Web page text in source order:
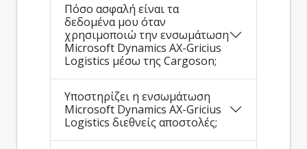
Πόσο ασφαλή είναι τα
δεδομένα μου όταν
χρησιμοποιώ την ενσωμάτωση
Microsoft Dynamics AX-Gricius
Logistics μέσω της Cargoson;
Υποστηρίζει η ενσωμάτωση
Microsoft Dynamics AX-Gricius
Logistics διεθνείς αποστολές;